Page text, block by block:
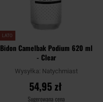
LATO
Bidon Camelbak Podium 620 ml
- Clear
Wysyłka: Natychmiast
54,95 zł
Sugerowana cena